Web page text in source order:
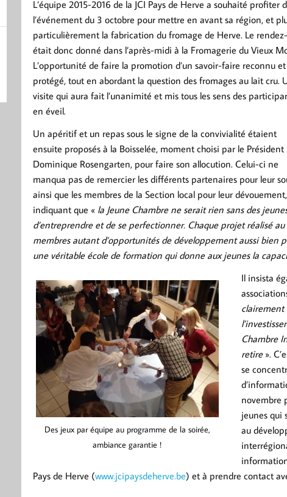
L’équipe 2015-2016 de la JCI Pays de Herve a souhaité profiter
l’événement du 3 octobre pour mettre en avant sa région, et
particulièrement la fabrication du fromage de Herve. Le
était donc donné dans l’après-midi à la Fromagerie du Vieux
L’opportunité de faire la promotion d’un savoir-faire reconnu et
protégé, tout en abordant la question des fromages au lait cru.
visite qui aura fait l’unanimité et mis tous les sens des
en éveil.
Un apéritif et un repas sous le signe de la convivialité étaient
ensuite proposés à la Boisselée, moment choisi par le Président
Dominique Rosengarten, pour faire son allocution. Celui-ci ne
manqua pas de remercier les différents partenaires pour leur
ainsi que les membres de la Section local pour leur
indiquant que « la Jeune Chambre ne serait rien sans des
d’entreprendre et de se perfectionner. Chaque projet réalisé
membres autant d’opportunités de développement aussi bien
une véritable école de formation qui donne aux jeunes la
Des jeux par équipe au programme de la soirée,
ambiance garantie !
Il insista
clairement
Chambre
retire».
se
novembre
jeunes qui
au
Pays de Herve (www.jcipaysdeherve.be) et à prendre contact